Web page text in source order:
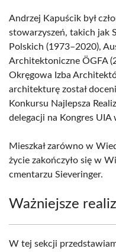
Andrzej Kapuścik był
stowarzyszeń, takich jak
Polskich (1973–2020),
Architektoniczne ÖGFA
Okręgowa Izba
architekturę został
Konkursu Najlepsza
delegacji na Kongres
Mieszkał zarówno w
życie zakończyło się w
cmentarzu Sieveringer.
Ważniejsze
W tej sekcji